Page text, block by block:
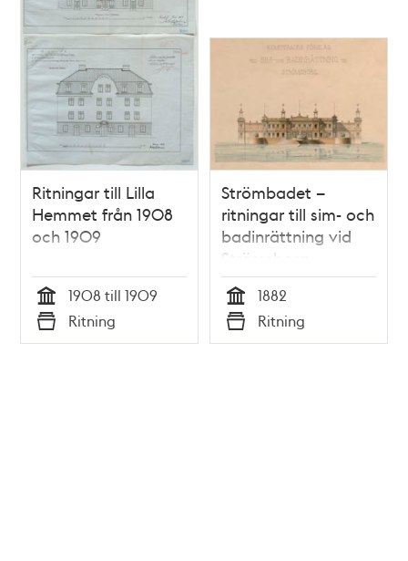
Ritningar till Lilla
Hemmet från 1908
och 1909
Tid
1908 till 1909
Typ
Ritning
Strömbadet –
ritningar till sim- och
badinrättning vid
Strömsborg
Tid
1882
Typ
Ritning